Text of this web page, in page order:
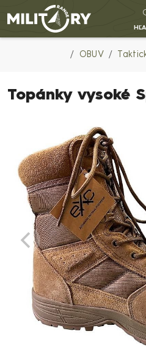
Army shop MILITARY RANGE
OBUV
Topánky vysoké